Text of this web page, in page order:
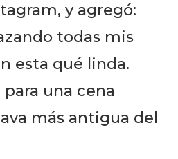
y agregó:
todas mis
esta qué linda.
una cena
más antigua del